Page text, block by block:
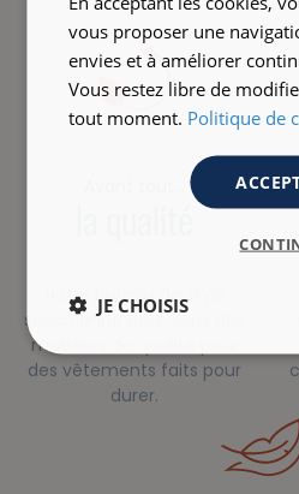
Notre bureau de style
sélectionne pour vous des
matières de qualité pour
des vêtements faits pour
durer.
vous proposer une
envies et à améliorer
Vous restez libre de
tout moment. Politique de
JE CHOISIS